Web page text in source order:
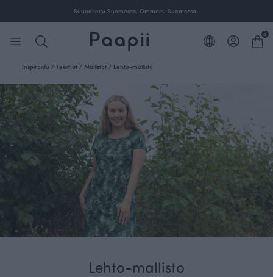
Ilmainen toimitus yli 100 € tilauksille Suomessa.
0
Inspiroidu / Teemat / Mallistot / Lehto-mallisto
Lehto-mallisto